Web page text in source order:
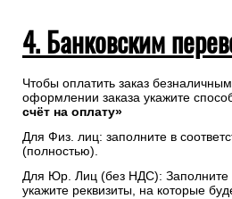
4. Банковским
Чтобы оплатить заказ
оформлении заказа укажите
счёт на оплату»
Для Физ. лиц: заполните в
(полностью).
Для Юр. Лиц (без НДС):
укажите реквизиты, на которые